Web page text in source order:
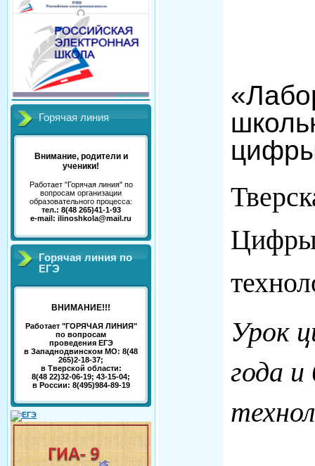
Горячая линия
Внимание, родители и
ученики!
Работает "Горячая линия" по
вопросам организации
образовательного процесса:
тел.: 8(48 265)41-1-93
e-mail: ilinoshkola@mail.ru
Горячая линия по
ЕГЭ
ВНИМАНИЕ!!!
Работает "ГОРЯЧАЯ ЛИНИЯ"
по вопросам
проведения ЕГЭ
в Западнодвинском МО: 8(48
265)2-18-37;
в Тверской области:
8(48 22)32-06-19; 43-15-04;
в России: 8(495)984-89-19
Урок
года